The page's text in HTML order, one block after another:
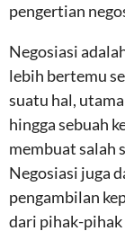
pengertian
Negosiasi
lebih bertemu
suatu hal,
hingga sebuah
membuat salah
Negosiasi juga
pengambilan
dari pihak-